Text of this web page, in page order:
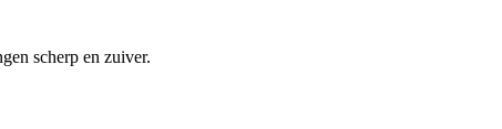
scherp en zuiver.